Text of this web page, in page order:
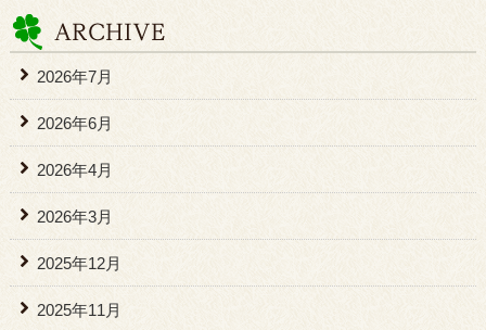
2026年7月
2026年6月
2026年4月
2026年3月
2025年12月
2025年11月